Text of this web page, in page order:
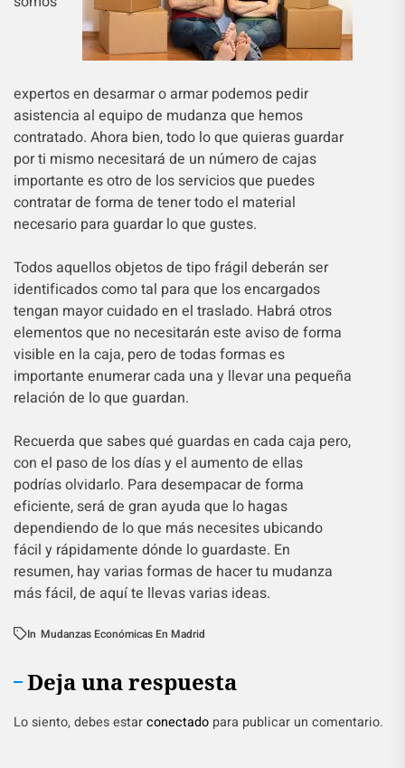
expertos en desarmar o armar podemos pedir
asistencia al equipo de mudanza que hemos
contratado. Ahora bien, todo lo que quieras guardar
por ti mismo necesitará de un número de cajas
importante es otro de los servicios que puedes
contratar de forma de tener todo el material
necesario para guardar lo que gustes.
Todos aquellos objetos de tipo frágil deberán ser
identificados como tal para que los encargados
tengan mayor cuidado en el traslado. Habrá otros
elementos que no necesitarán este aviso de forma
visible en la caja, pero de todas formas es
importante enumerar cada una y llevar una pequeña
relación de lo que guardan.
Recuerda que sabes qué guardas en cada caja pero,
con el paso de los días y el aumento de ellas
podrías olvidarlo. Para desempacar de forma
eficiente, será de gran ayuda que lo hagas
dependiendo de lo que más necesites ubicando
fácil y rápidamente dónde lo guardaste. En
resumen, hay varias formas de hacer tu mudanza
más fácil, de aquí te llevas varias ideas.
In Mudanzas Económicas En Madrid
Deja una respuesta
Lo siento, debes estarconectado para publicar un comentario.